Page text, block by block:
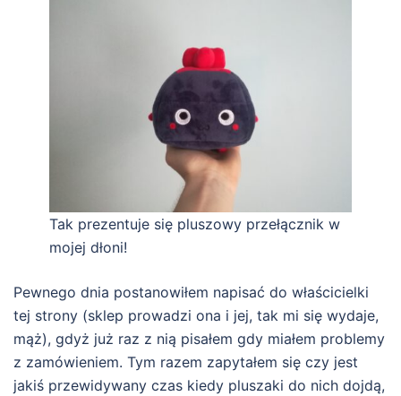
Tak prezentuje się pluszowy przełącznik w
mojej dłoni!
Pewnego dnia postanowiłem napisać do właścicielki
tej strony (sklep prowadzi ona i jej, tak mi się wydaje,
mąż), gdyż już raz z nią pisałem gdy miałem problemy
z zamówieniem. Tym razem zapytałem się czy jest
jakiś przewidywany czas kiedy pluszaki do nich dojdą,